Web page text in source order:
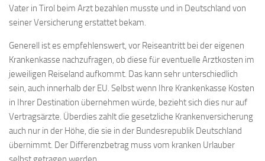
Vater in Tirol beim Arzt bezahlen musste und in Deutschland von
seiner Versicherung erstattet bekam.
Generell ist es empfehlenswert, vor Reiseantritt bei der eigenen
Krankenkasse nachzufragen, ob diese für eventuelle Arztkosten im
jeweiligen Reiseland aufkommt. Das kann sehr unterschiedlich
sein, auch innerhalb der EU. Selbst wenn Ihre Krankenkasse Kosten
in Ihrer Destination übernehmen würde, bezieht sich dies nur auf
Vertragsärzte. Überdies zahlt die gesetzliche Krankenversicherung
auch nur in der Höhe, die sie in der Bundesrepublik Deutschland
übernimmt. Der Differenzbetrag muss vom kranken Urlauber